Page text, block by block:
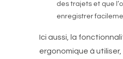
des trajets et que
enregistrer
Ici aussi, la
ergonomique à utiliser,